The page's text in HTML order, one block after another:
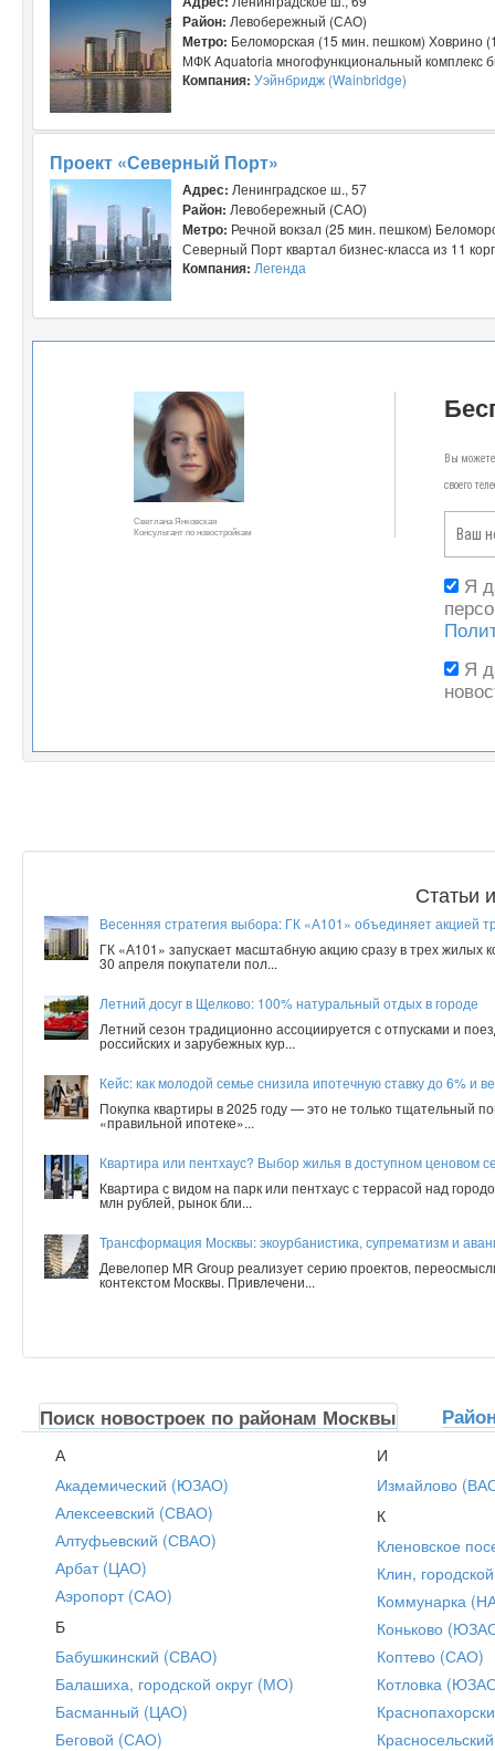
Район: Левобережный (САО)
Метро: Беломорская (15 мин. пешком) Ховрино
МФК Aquatoria многофункциональный комплекс
Компания: Уэйнбридж (Wainbridge)
Проект «Северный Порт»
Адрес: Ленинградское ш., 57
Район: Левобережный (САО)
Метро: Речной вокзал (25 мин. пешком)
Северный Порт квартал бизнес-класса из 11
Компания: Легенда
Светлана Янковская
Консультант по новостройкам
Вы
своего
Я
Я
Статьи
Весенняя стратегия выбора: ГК «А101» объединяет акцией
ГК «А101» запускает масштабную акцию сразу в трех
30 апреля покупатели пол...
Летний досуг в Щелково: 100% натуральный отдых в городе
Летний сезон традиционно ассоциируется с отпусками и
российских и зарубежных кур...
Кейс: как молодой семье снизила ипотечную ставку до 6% и
Покупка квартиры в 2025 году — это не только тщательный
«правильной ипотеке»...
Квартира или пентхаус? Выбор жилья в доступном ценовом
Квартира с видом на парк или пентхаус с террасой над
млн рублей, рынок бли...
Трансформация Москвы: экоурбанистика, супрематизм и
Девелопер MR Group реализует серию проектов,
контекстом Москвы. Привлечени...
Поиск новостроек по районам Москвы
А
Академический (ЮЗАО)
Алексеевский (СВАО)
Алтуфьевский (СВАО)
Арбат (ЦАО)
Аэропорт (САО)
Б
Бабушкинский (СВАО)
Балашиха, городской округ (МО)
Басманный (ЦАО)
Беговой (САО)
И
Измайлово
К
Кленовское
Клин,
Коммунарка
Коньково
Коптево (САО)
Котловка